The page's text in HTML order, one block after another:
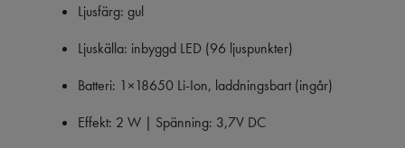
Ljusfärg: gul
Ljuskälla: inbyggd LED (96 ljuspunkter)
Batteri: 1×18650 Li-Ion, laddningsbart (ingår)
Effekt: 2 W | Spänning: 3,7V DC